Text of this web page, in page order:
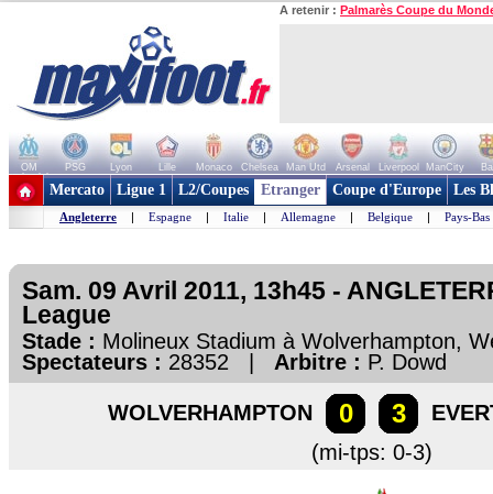
A retenir : Palmarès Coupe du
OM PSG Lyon Lille Monaco Chelsea Man Utd Arsenal Liverpool ManCity
+ de clubs
Mercato Ligue 1 L2/Coupes Etranger Coupe d'Europe Les
Angleterre | Espagne | Italie | Allemagne | Belgique | Pays-Bas
Sam. 09 Avril 2011, 13h45 -
League
Stade : Molineux Stadium à Wolverhampton,
Spectateurs : 28352 | Arbitre : P. Dowd
WOLVERHAMPTON 0 3
(mi-tps: 0-3)